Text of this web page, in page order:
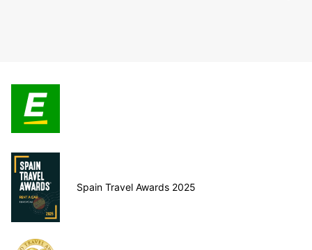
Spain Travel Awards 2025